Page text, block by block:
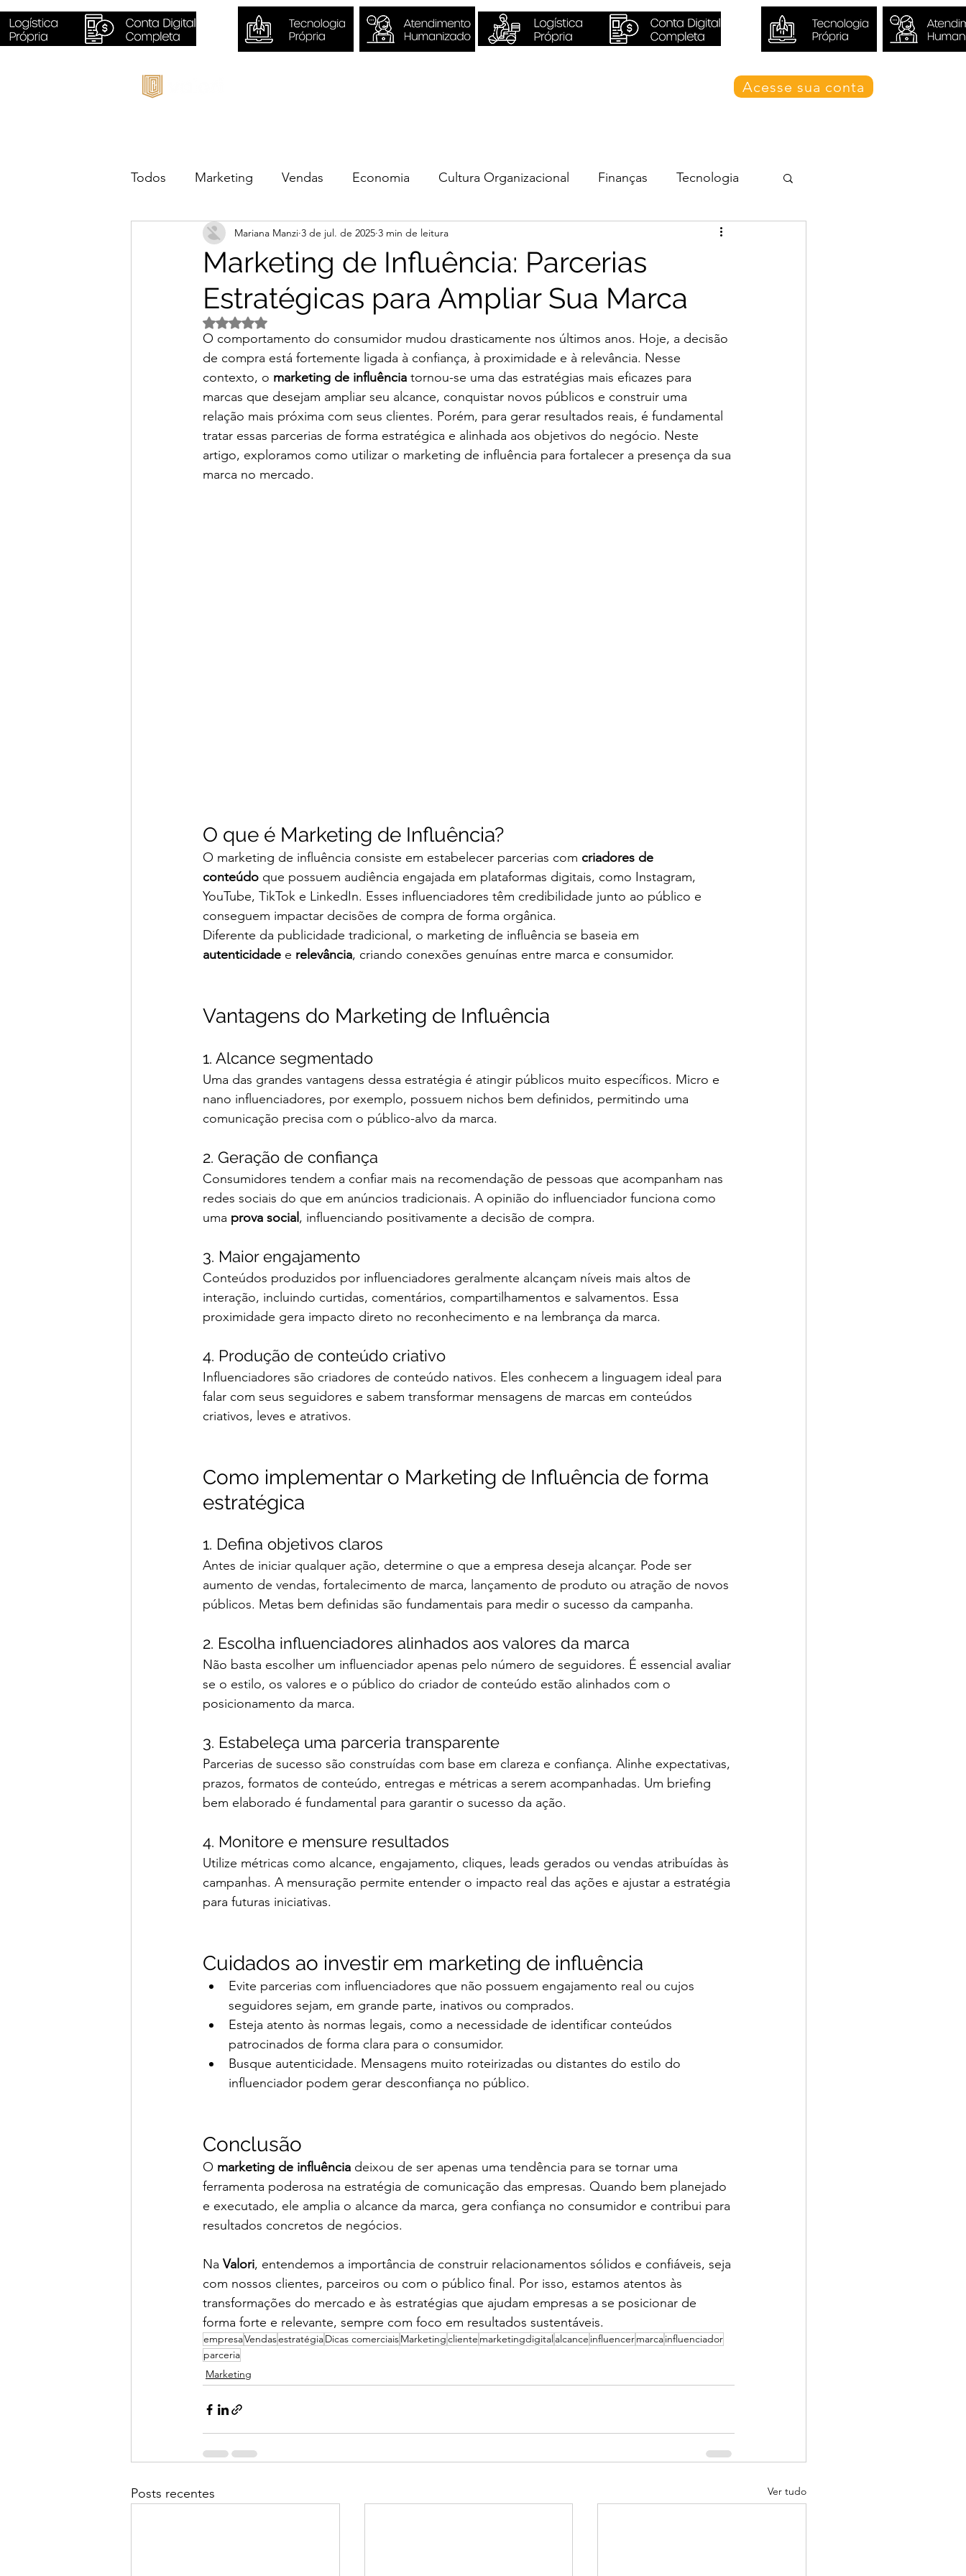
Acesse sua conta
Todos Marketing Vendas Economia Cultura Organizacional Finanças Tecnologia
Sustentabilidade Negócios
Marketing de Influência: Parcerias
Estratégicas para Ampliar Sua Marca
Mariana Manzi 3 de jul. de 2025 3 min de leitura
Avaliado com NaN de 5 estrelas.
O comportamento do consumidor mudou drasticamente nos últimos anos. Hoje, a decisão
de compra está fortemente ligada à confiança, à proximidade e à relevância. Nesse
contexto, o marketing de influência tornou-se uma das estratégias mais eficazes para
marcas que desejam ampliar seu alcance, conquistar novos públicos e construir uma
relação mais próxima com seus clientes. Porém, para gerar resultados reais, é fundamental
tratar essas parcerias de forma estratégica e alinhada aos objetivos do negócio. Neste
artigo, exploramos como utilizar o marketing de influência para fortalecer a presença da sua
marca no mercado.
O que é Marketing de Influência?
O marketing de influência consiste em estabelecer parcerias com criadores de
conteúdo que possuem audiência engajada em plataformas digitais, como Instagram,
YouTube, TikTok e LinkedIn. Esses influenciadores têm credibilidade junto ao público e
conseguem impactar decisões de compra de forma orgânica.
Diferente da publicidade tradicional, o marketing de influência se baseia em
autenticidade e relevância, criando conexões genuínas entre marca e consumidor.
Vantagens do Marketing de Influência
1. Alcance segmentado
Uma das grandes vantagens dessa estratégia é atingir públicos muito específicos. Micro e
nano influenciadores, por exemplo, possuem nichos bem definidos, permitindo uma
comunicação precisa com o público-alvo da marca.
2. Geração de confiança
Consumidores tendem a confiar mais na recomendação de pessoas que acompanham nas
redes sociais do que em anúncios tradicionais. A opinião do influenciador funciona como
uma prova social , influenciando positivamente a decisão de compra.
3. Maior engajamento
Conteúdos produzidos por influenciadores geralmente alcançam níveis mais altos de
interação, incluindo curtidas, comentários, compartilhamentos e salvamentos. Essa
proximidade gera impacto direto no reconhecimento e na lembrança da marca.
4. Produção de conteúdo criativo
Influenciadores são criadores de conteúdo nativos. Eles conhecem a linguagem ideal para
falar com seus seguidores e sabem transformar mensagens de marcas em conteúdos
criativos, leves e atrativos.
Como implementar o Marketing de Influência de forma
estratégica
1. Defina objetivos claros
Antes de iniciar qualquer ação, determine o que a empresa deseja alcançar. Pode ser
aumento de vendas, fortalecimento de marca, lançamento de produto ou atração de novos
públicos. Metas bem definidas são fundamentais para medir o sucesso da campanha.
2. Escolha influenciadores alinhados aos valores da marca
Não basta escolher um influenciador apenas pelo número de seguidores. É essencial avaliar
se o estilo, os valores e o público do criador de conteúdo estão alinhados com o
posicionamento da marca.
3. Estabeleça uma parceria transparente
Parcerias de sucesso são construídas com base em clareza e confiança. Alinhe expectativas,
prazos, formatos de conteúdo, entregas e métricas a serem acompanhadas. Um briefing
bem elaborado é fundamental para garantir o sucesso da ação.
4. Monitore e mensure resultados
Utilize métricas como alcance, engajamento, cliques, leads gerados ou vendas atribuídas às
campanhas. A mensuração permite entender o impacto real das ações e ajustar a estratégia
para futuras iniciativas.
Cuidados ao investir em marketing de influência
Evite parcerias com influenciadores que não possuem engajamento real ou cujos
seguidores sejam, em grande parte, inativos ou comprados.
Esteja atento às normas legais, como a necessidade de identificar conteúdos
patrocinados de forma clara para o consumidor.
Busque autenticidade. Mensagens muito roteirizadas ou distantes do estilo do
influenciador podem gerar desconfiança no público.
Conclusão
O marketing de influência deixou de ser apenas uma tendência para se tornar uma
ferramenta poderosa na estratégia de comunicação das empresas. Quando bem planejado
e executado, ele amplia o alcance da marca, gera confiança no consumidor e contribui para
resultados concretos de negócios.
Na Valori, entendemos a importância de construir relacionamentos sólidos e confiáveis, seja
com nossos clientes, parceiros ou com o público final. Por isso, estamos atentos às
transformações do mercado e às estratégias que ajudam empresas a se posicionar de
forma forte e relevante, sempre com foco em resultados sustentáveis.
empresaVendasestratégiaDicas comerciaisMarketingcliente marketingdigitalalcance influencermarcainfluenciador
parceria
Marketing
Posts recentes Ver tudo